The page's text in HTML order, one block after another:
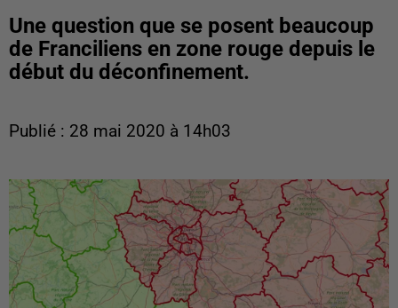
Une question que se posent beaucoup
de Franciliens en zone rouge depuis le
début du déconfinement.
Publié : 28 mai 2020 à 14h03